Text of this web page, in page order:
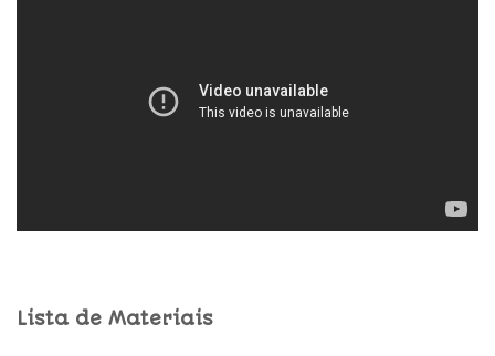
Lista de Materiais